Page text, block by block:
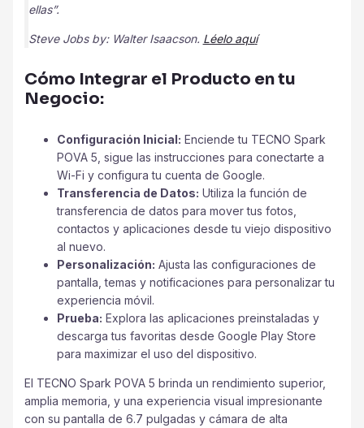
ellas”.
Steve Jobs by: Walter Isaacson. Léelo aquí
Cómo Integrar el Producto en tu
Negocio:
Configuración Inicial: Enciende tu TECNO Spark
POVA 5, sigue las instrucciones para conectarte a
Wi-Fi y configura tu cuenta de Google.
Transferencia de Datos: Utiliza la función de
transferencia de datos para mover tus fotos,
contactos y aplicaciones desde tu viejo dispositivo
al nuevo.
Personalización: Ajusta las configuraciones de
pantalla, temas y notificaciones para personalizar tu
experiencia móvil.
Prueba: Explora las aplicaciones preinstaladas y
descarga tus favoritas desde Google Play Store
para maximizar el uso del dispositivo.
El TECNO Spark POVA 5 brinda un rendimiento superior,
amplia memoria, y una experiencia visual impresionante
con su pantalla de 6.7 pulgadas y cámara de alta